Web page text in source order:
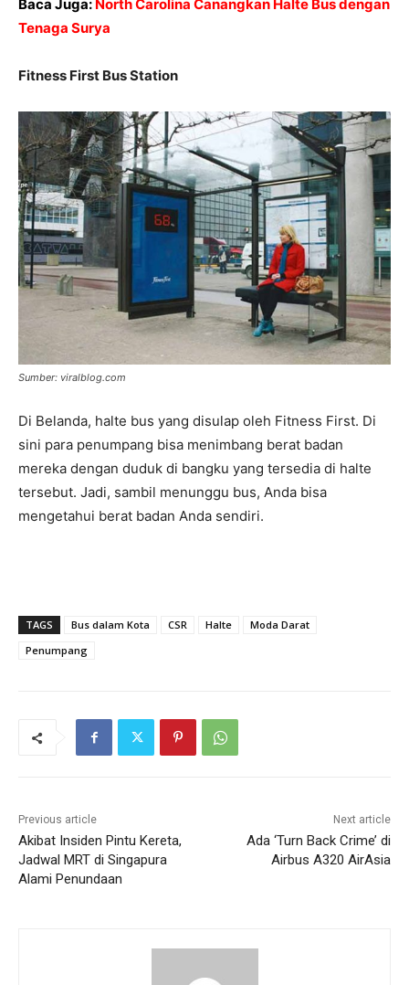
Baca Juga: North Carolina Canangkan Halte Bus dengan
Tenaga Surya
Fitness First Bus Station
Sumber: viralblog.com
Di Belanda, halte bus yang disulap oleh Fitness First. Di
sini para penumpang bisa menimbang berat badan
mereka dengan duduk di bangku yang tersedia di halte
tersebut. Jadi, sambil menunggu bus, Anda bisa
mengetahui berat badan Anda sendiri.
TAGS Bus dalam Kota CSR Halte
Moda Darat
Penumpang
Previous article
Akibat Insiden Pintu Kereta,
Jadwal MRT di Singapura
Alami Penundaan
Next article
Ada ‘Turn Back Crime’ di
Airbus A320 AirAsia